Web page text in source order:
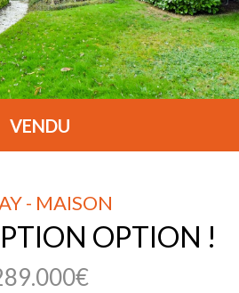
VENDU
- MAISON
OPTION !